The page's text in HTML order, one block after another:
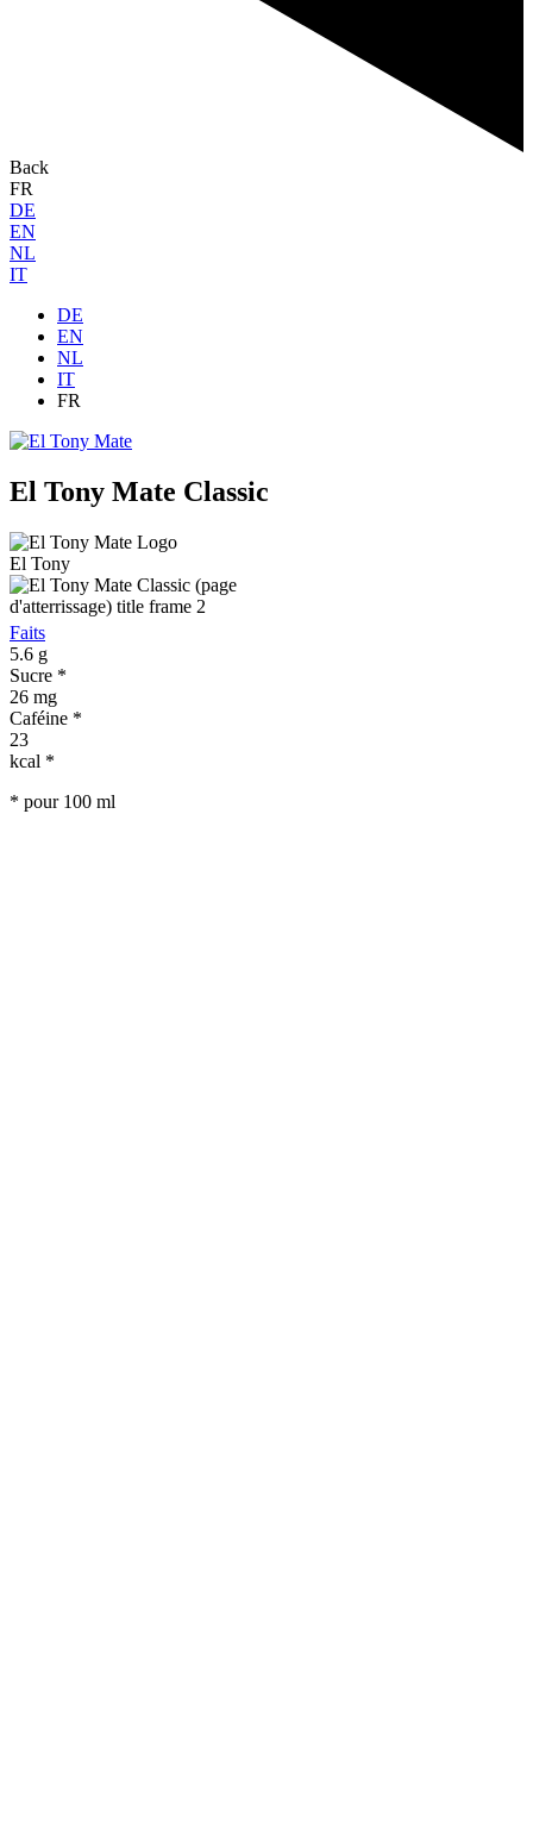
Back
FR
DE
EN
NL
IT
DE
EN
NL
IT
FR
El Tony Mate Classic
El Tony
Faits
5.6 g
Sucre *
26 mg
Caféine *
23
kcal *
* pour 100 ml